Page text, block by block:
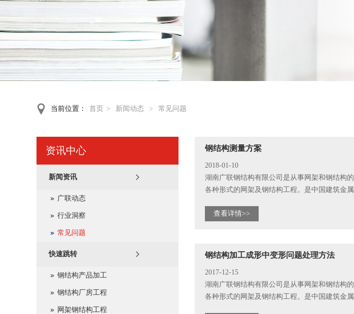
当前位置： 首页 > 新闻动态 > 常见问题
钢结构测量方案
2018-01-10
湖南广联钢结构有限公司是从事网架和钢结构
各种形式的网架及钢结构工程。是中国建筑金
查看详情>>
钢结构加工成形中变形问题处理方法
2017-12-15
湖南广联钢结构有限公司是从事网架和钢结构
各种形式的网架及钢结构工程。是中国建筑金
资讯中心
新闻资讯
广联动态
行业洞察
常见问题
快速跳转
钢结构产品加工
钢结构厂房工程
网架钢结构工程